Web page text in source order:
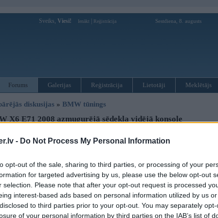
- Do Not Process My Personal Information
opt-out of the sale, sharing to third parties, or processing of your
for targeted advertising by us, please use the below opt-out
selection. Please note that after your opt-out request is processed
interest-based ads based on personal information utilized by us
to third parties prior to your opt-out. You may separately
of your personal information by third parties on the IAB’s list of
Sveiks, Viesi! Ienākt Reģistrācija Sestdiena, 8. augusts
Forums Galerijas Reģistrācija Lietotāji Meklētājs
diskusijas » BMW tūnings
X6 E71 2008 azmugurējā sēdekļa vidējā konsole
Atbildēt
22. Jan 2026, 09:34
Sveiki!
Interesē Jūsu viedokli pie kā labāk Rīgā griezties sakarā ar šādu vēlmi:
aizmugurējais sēdeklis paredzēts 2 sēdvietām, jo pa vidu ir bāra konsole -